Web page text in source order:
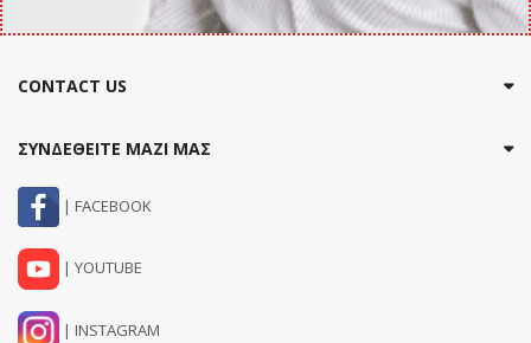
CONTACT US
ΣΥΝΔΕΘΕΙΤΕ ΜΑΖΙ ΜΑΣ
| FACEBOOK
| YOUTUBE
| INSTAGRAM